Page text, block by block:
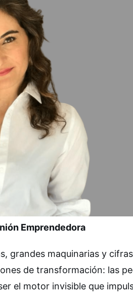
Emprendedora
grandes maquinarias y
de transformación: las
el motor invisible que